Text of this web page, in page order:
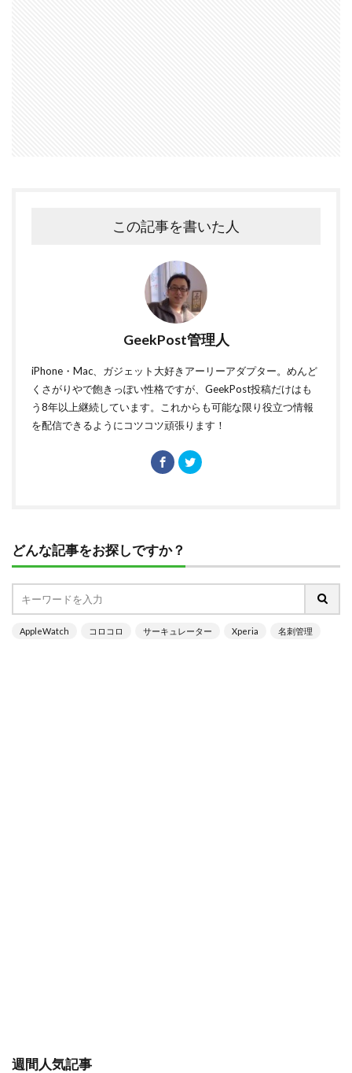
この記事を書いた人
GeekPost管理人
iPhone・Mac、ガジェット大好きアーリーアダプター。めんど
くさがりやで飽きっぽい性格ですが、GeekPost投稿だけはも
う8年以上継続しています。これからも可能な限り役立つ情報
を配信できるようにコツコツ頑張ります！
どんな記事をお探しですか？
AppleWatch コロコロ サーキュレーター Xperia 名刺管理
週間人気記事